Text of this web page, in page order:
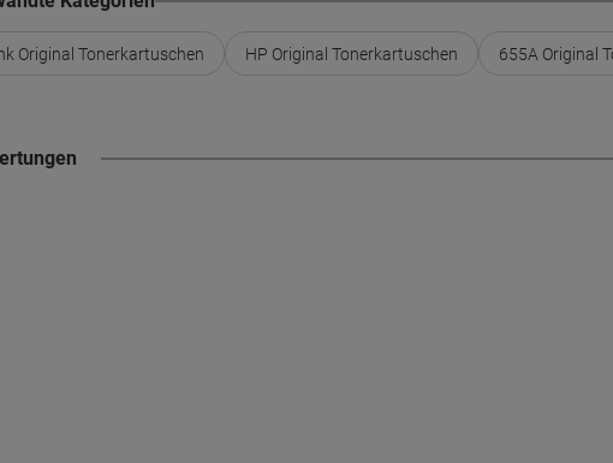
Original Tonerkartuschen HP Original Tonerkartuschen 655A Original